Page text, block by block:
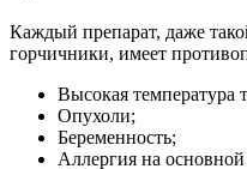
Каждый препарат, даже
горчичники, имеет
Высокая температура
Опухоли;
Беременность;
Аллергия на